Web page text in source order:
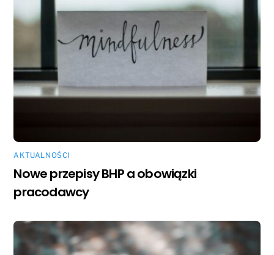
AKTUALNOŚCI
Nowe przepisy BHP a obowiązki
pracodawcy